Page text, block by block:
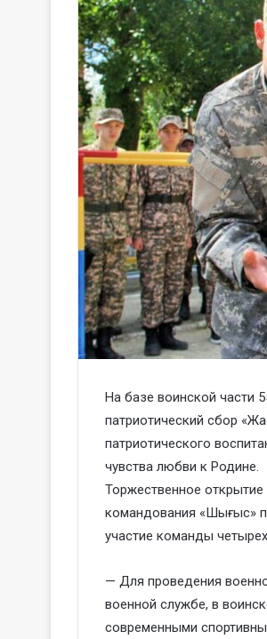
На базе воинской части
патриотический сбор
патриотического
чувства любви к Родине.
Торжественное открытие
командования «Шығыс»
участие команды
— Для проведения
военной службе, в
современными